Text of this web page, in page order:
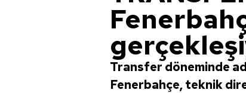
Transfer döneminde
Fenerbahçe, teknik